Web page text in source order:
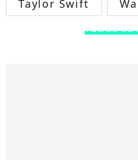
Taylor Swift
TODOS OS